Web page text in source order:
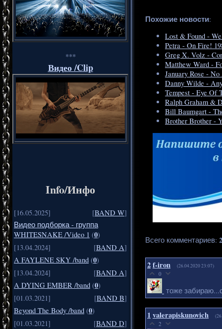
***
Видео /Clip
Info/Инфо
[16.05.2025] [BAND W]
Видео подборка - группа
WHITESNAKE /Video 1 (0)
[13.04.2024]
[BAND A]
A FAYLENE SKY /band (0)
[13.04.2024]
[BAND A]
A DYING EMBER /band (0)
[01.03.2021]
[BAND B]
Beyond The Body /band (0)
[01.03.2021]
[BAND D]
Похожие новости:
Lost & Found -
Petra - On Fire!
Greg X. Volz -
Matthew Ward -
January Rose -
Danny Wilde -
Tempest - Eye Of
Ralph Graham &
Bill Baumgart -
Brother Brother -
Всего комментариев: 2
2f-iron (26.04.2020 23:07)
0
тоже
1valerapiskunovich
2